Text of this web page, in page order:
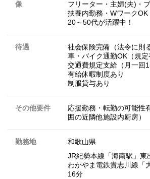
像
フリーター・主婦(夫)・
扶養内勤務・WワークOK
20～50代が活躍中！
待遇
社会保険完備（法令に則
車・バイク通勤OK（規定
交通費規定支給（月一回
有給休暇制度あり
制服貸与あり
その他要件
応援勤務・転勤の可能
囲の近隣他施設内厨房）
勤務地
和歌山県
JR紀勢本線「海南駅」東
わかやま電鉄貴志川線「
16分